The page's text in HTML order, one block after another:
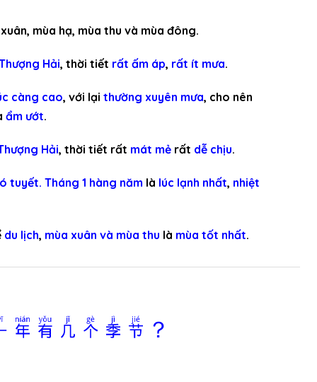
ả
â
l
ợ
.
xuân, mùa hạ, mùa thu và mùa đông.
Hải, thời tiết rất ấm áp, rất ít mưa.
càng cao, với lại thường xuyên mưa, cho nên
ẩm ướt.
Hải, thời tiết rất mát mẻ rất dễ chịu.
tuyết. Tháng 1 hàng năm là lúc lạnh nhất, nhiệt
du lịch, mùa xuân và mùa thu là mùa tốt nhất.
年有几个季节？